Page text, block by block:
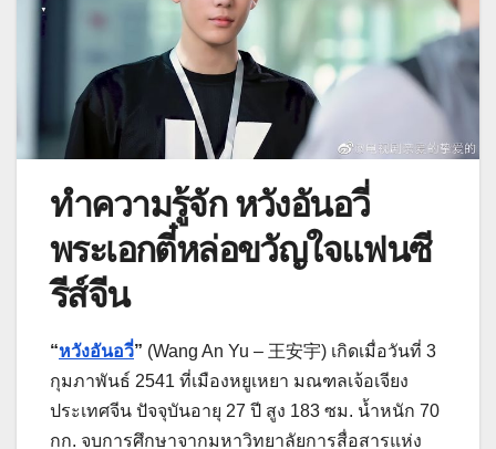
ทำความรู้จัก หวังอันอวี่
พระเอกตี๋หล่อขวัญใจแฟนซี
รีส์จีน
“หวังอันอวี่” (Wang An Yu – 王安宇) เกิดเมื่อวันที่ 3
กุมภาพันธ์ 2541 ที่เมืองหยูเหยา มณฑลเจ้อเจียง
ประเทศจีน ปัจจุบันอายุ 27 ปี สูง 183 ซม. น้ำหนัก 70
กก. จบการศึกษาจากมหาวิทยาลัยการสื่อสารแห่ง